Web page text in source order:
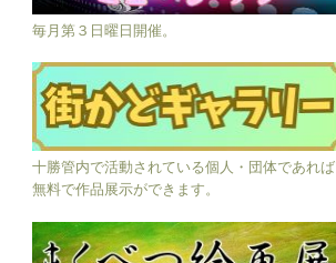
毎月第３日曜日開催。
十勝管内で活動されている個人・団体であれば
無料で作品展示ができます。